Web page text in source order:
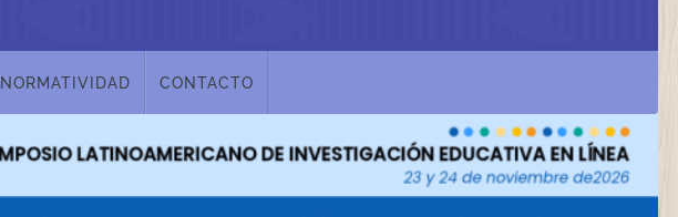
NORMATIVIDAD CONTACTO